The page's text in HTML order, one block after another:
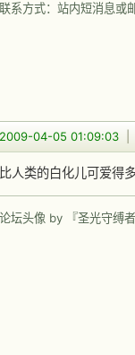
联系方式：站内短消息或
2009-04-05 01:09:03
比人类的白化儿可爱得
论坛头像 by 『圣光守缚